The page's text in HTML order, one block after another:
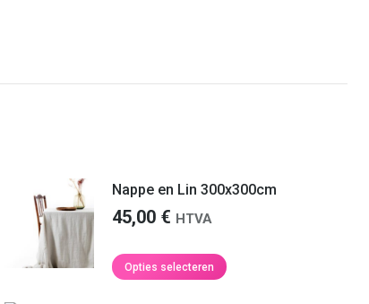
Nappe en Lin 300x300cm
45,00 € HTVA
Opties selecteren
Dit